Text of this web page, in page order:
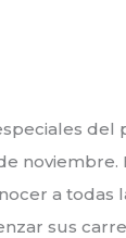
noviembre.
a todas
sus